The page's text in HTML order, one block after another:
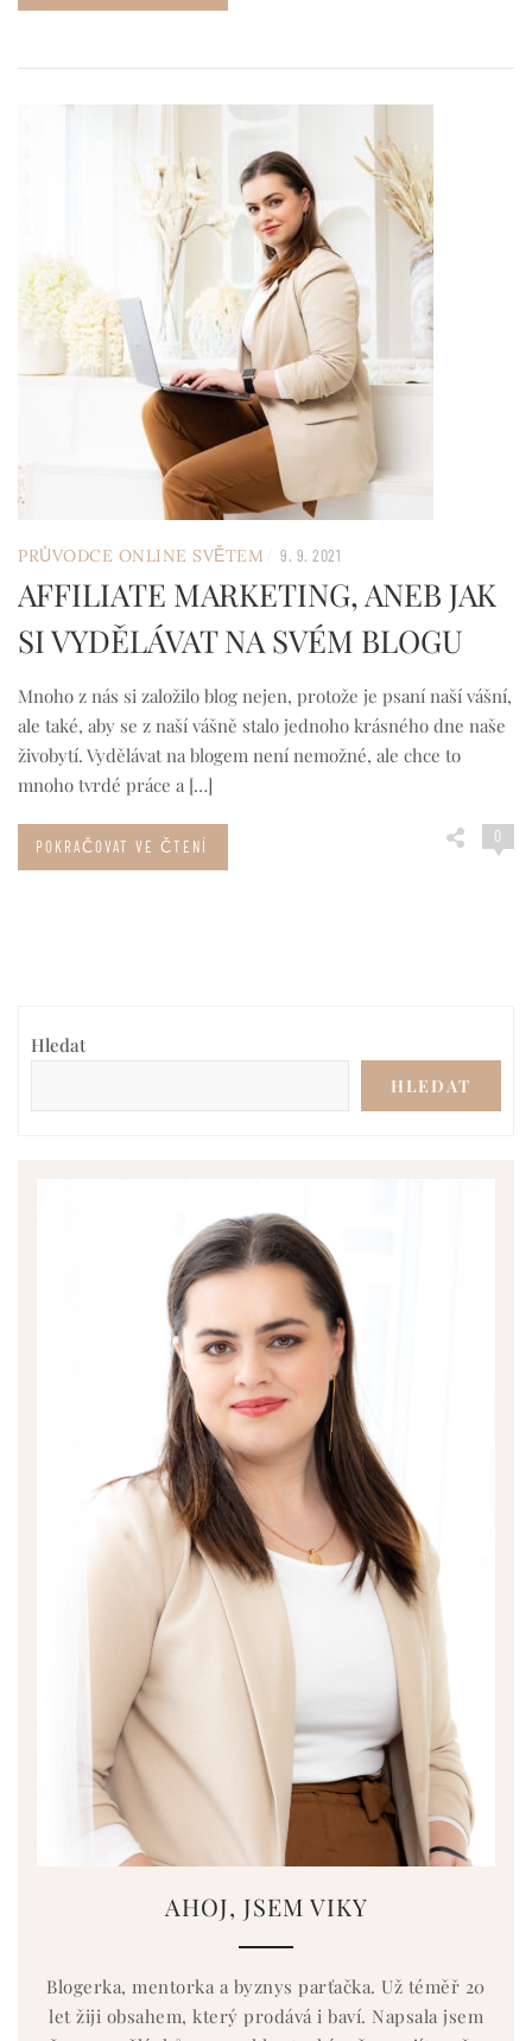
PRŮVODCE ONLINE SVĚTEM 9. 9. 2021
AFFILIATE MARKETING, ANEB JAK
SI VYDĚLÁVAT NA SVÉM BLOGU
Mnoho z nás si založilo blog nejen, protože je psaní naší vášní,
ale také, aby se z naší vášně stalo jednoho krásného dne naše
živobytí. Vydělávat na blogem není nemožné, ale chce to
mnoho tvrdé práce a […]
0
POKRAČOVAT VE ČTENÍ
Hledat
HLEDAT
AHOJ, JSEM VIKY
Blogerka, mentorka a byznys parťačka. Už téměř 20
let žiji obsahem, který prodává i baví. Napsala jsem